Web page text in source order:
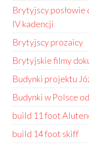
Brytyjscy
IV kadencji
Brytyjscy prozaicy
Brytyjskie filmy
Budynki projektu
Budynki w Polsce
build 11 foot
build 14 foot skiff